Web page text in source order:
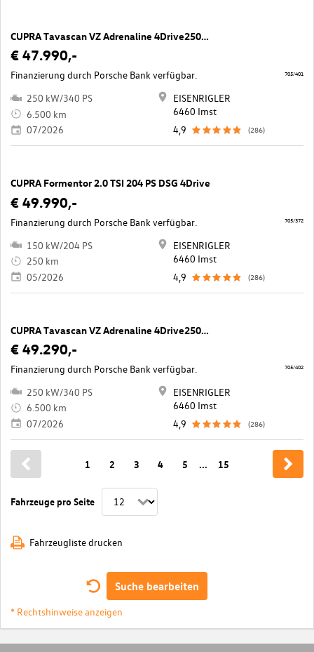
CUPRA Tavascan VZ Adrenaline 4Drive250kW/340PS
€ 47.990,-
Finanzierung durch Porsche Bank verfügbar.
250 kW/340 PS
6.500 km
07/2026
EISENRIGLER
6460 Imst
4,9
(286)
705/401
CUPRA Formentor 2.0 TSI 204 PS DSG 4Drive
€ 49.990,-
Finanzierung durch Porsche Bank verfügbar.
150 kW/204 PS
250 km
05/2026
EISENRIGLER
6460 Imst
4,9
(286)
705/372
CUPRA Tavascan VZ Adrenaline 4Drive250kW/340PS
€ 49.290,-
Finanzierung durch Porsche Bank verfügbar.
250 kW/340 PS
6.500 km
07/2026
EISENRIGLER
6460 Imst
4,9
(286)
705/402
Fahrzeuge pro Seite
1 2 3 4 5 ... 15
Fahrzeugliste drucken
Suche bearbeiten
* Rechtshinweise anzeigen